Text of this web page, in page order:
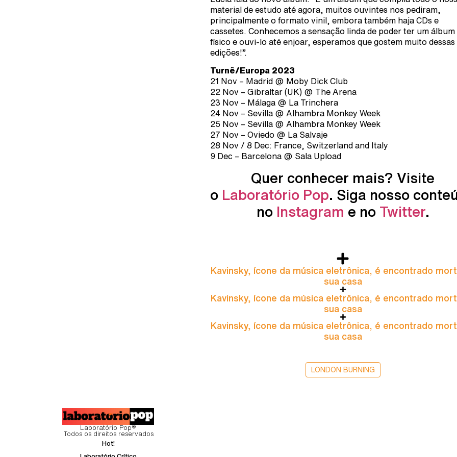
material de estudo até agora, muitos ouvintes nos pediram,
principalmente o formato vinil, embora também haja CDs e
cassetes. Conhecemos a sensação linda de poder ter um álbum
físico e ouvi-lo até enjoar, esperamos que gostem muito dessas
edições!”.
Turnê/Europa 2023
21 Nov – Madrid @ Moby Dick Club
22 Nov – Gibraltar (UK) @ The Arena
23 Nov – Málaga @ La Trinchera
24 Nov – Sevilla @ Alhambra Monkey Week
25 Nov – Sevilla @ Alhambra Monkey Week
27 Nov – Oviedo @ La Salvaje
28 Nov / 8 Dec: France, Switzerland and Italy
9 Dec – Barcelona @ Sala Upload
Quer conhecer mais? Visite
o Laboratório Pop. Siga nosso
no Instagram e no Twitter.
Kavinsky, ícone da música eletrônica, é encontrado
sua casa
Kavinsky, ícone da música eletrônica, é encontrado
sua casa
Kavinsky, ícone da música eletrônica, é encontrado
sua casa
LONDON BURNING
Laboratório Pop®
Todos os direitos reservados
Hot!